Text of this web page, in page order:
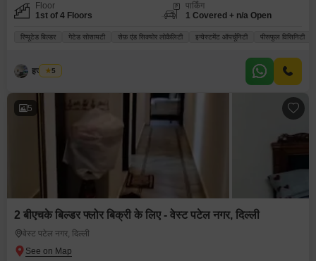
Floor
1st of 4 Floors
पार्किंग
1 Covered + n/a Open
रिप्यूटेड बिल्डर गेटेड सोसायटी सेफ़ एंड सिक्योर लोकैलिटी इन्वेस्टमेंट ऑपर्चूनिटी पीसफुल विसिनिटी
हर्जस सिंघ
5
5
2 बीएचके बिल्डर फ्लोर बिक्री के लिए - वेस्ट पटेल नगर, दिल्ली
वेस्ट पटेल नगर, दिल्ली